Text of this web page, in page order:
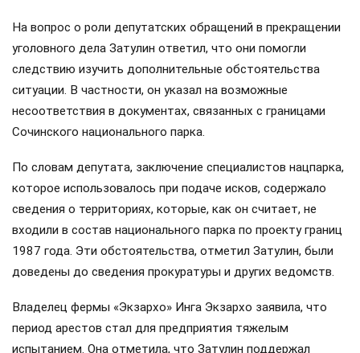
На вопрос о роли депутатских обращений в прекращении
уголовного дела Затулин ответил, что они помогли
следствию изучить дополнительные обстоятельства
ситуации. В частности, он указал на возможные
несоответствия в документах, связанных с границами
Сочинского национального парка.
По словам депутата, заключение специалистов нацпарка,
которое использовалось при подаче исков, содержало
сведения о территориях, которые, как он считает, не
входили в состав национального парка по проекту границ
1987 года. Эти обстоятельства, отметил Затулин, были
доведены до сведения прокуратуры и других ведомств.
Владелец фермы «Экзархо» Инга Экзархо заявила, что
период арестов стал для предприятия тяжелым
испытанием. Она отметила, что Затулин поддержал